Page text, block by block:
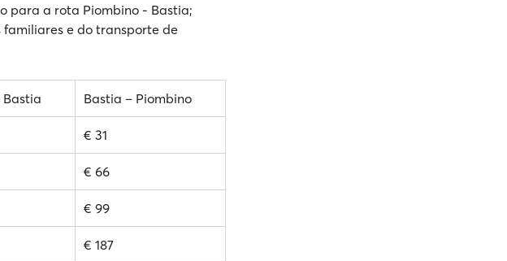
para a rota Piombino - Bastia;
familiares e do transporte de
Bastia Bastia – Piombino
€ 31
€ 66
€ 99
€ 187